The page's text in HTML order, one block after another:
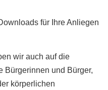
für Ihre Anliegen
wir auch auf die
Bürgerinnen und Bürger,
körperlichen